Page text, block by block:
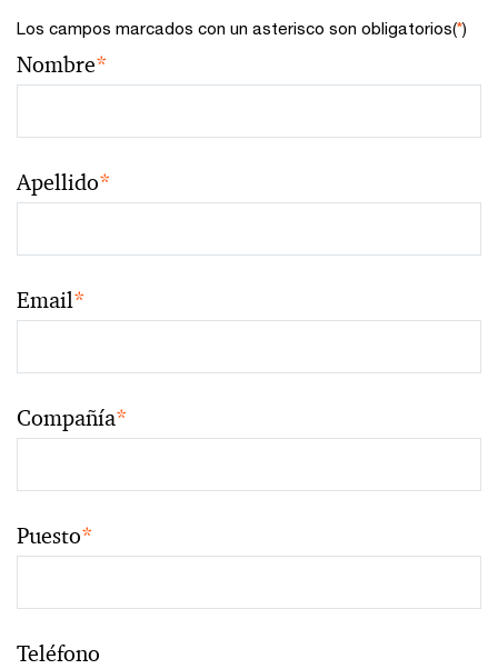
Los campos marcados con un asterisco son obligatorios(*)
Nombre*
Apellido*
Email*
Compañía*
Puesto*
Teléfono